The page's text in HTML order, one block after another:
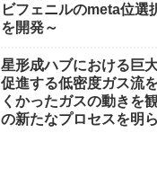
ビフェニルのmeta位選
を開発～
星形成ハブにおける巨
促進する低密度ガス流
くかったガスの動きを
の新たなプロセスを明